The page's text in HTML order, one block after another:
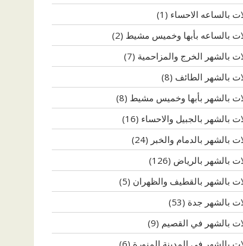
بالساعه الاحساء (1)
بالساعه بأبها وخميس مشيط (2)
بالشهر الخرج والمزاحمية (7)
بالشهر الطائف (8)
بالشهر بأبها وخميس مشيط (8)
بالشهر بالجبيل والاحساء (16)
بالشهر بالدمام والخبر (24)
بالشهر بالرياض (126)
بالشهر بالقطيف والظهران (5)
بالشهر جدة (53)
بالشهر في القصيم (9)
بالشهر في المدينة المنورة (6)